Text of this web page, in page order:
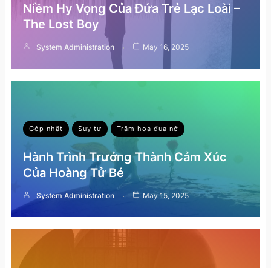
Niềm Hy Vọng Của Đứa Trẻ Lạc Loài –
The Lost Boy
System Administration May 16, 2025
Góp nhặt Suy tư Trăm hoa đua nở
Hành Trình Trưởng Thành Cảm Xúc
Của Hoàng Tử Bé
System Administration May 15, 2025